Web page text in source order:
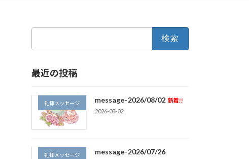
最近の投稿
礼拝メッセージ message-2026/08/02 新着!!
2026-08-02
礼拝メッセージ message-2026/07/26